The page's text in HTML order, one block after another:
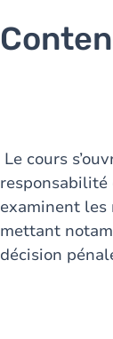
Le cours
examinent
mettant
décision